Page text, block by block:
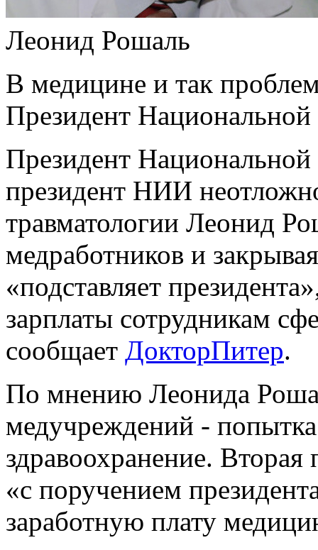
Леонид Рошаль
В медицине и так
Президент
Президент
президент НИИ
травматологии Леонид
медработников и
«подставляет
зарплаты сотрудникам
сообщает ДокторПитер.
По мнению Леонида
медучреждений -
здравоохранение. Вторая
«с поручением
заработную плату